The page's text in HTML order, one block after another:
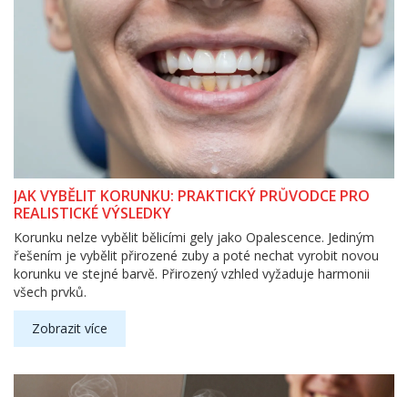
JAK VYBĚLIT KORUNKU: PRAKTICKÝ PRŮVODCE PRO
REALISTICKÉ VÝSLEDKY
Korunku nelze vybělit bělicími gely jako Opalescence. Jediným
řešením je vybělit přirozené zuby a poté nechat vyrobit novou
korunku ve stejné barvě. Přirozený vzhled vyžaduje harmonii
všech prvků.
Zobrazit více